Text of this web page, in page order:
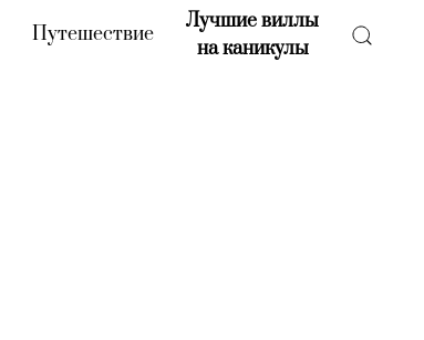
(current)
Путешествие(current)
Лучшие виллы
на каникулы(current)